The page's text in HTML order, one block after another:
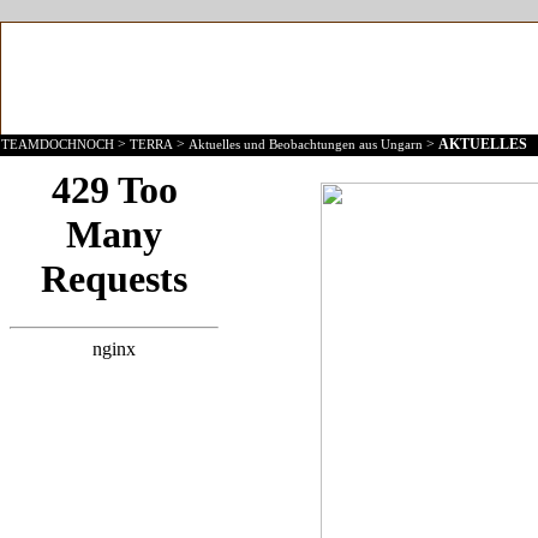
TEAMDOCHNOCH > TERRA > Aktuelles und Beobachtungen aus Ungarn > AKTUELLES